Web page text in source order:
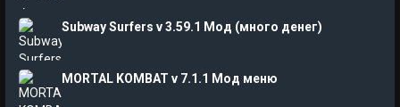
Subway Surfers v 3.59.1 Мод (много денег)
MORTAL KOMBAT v 7.1.1 Мод меню